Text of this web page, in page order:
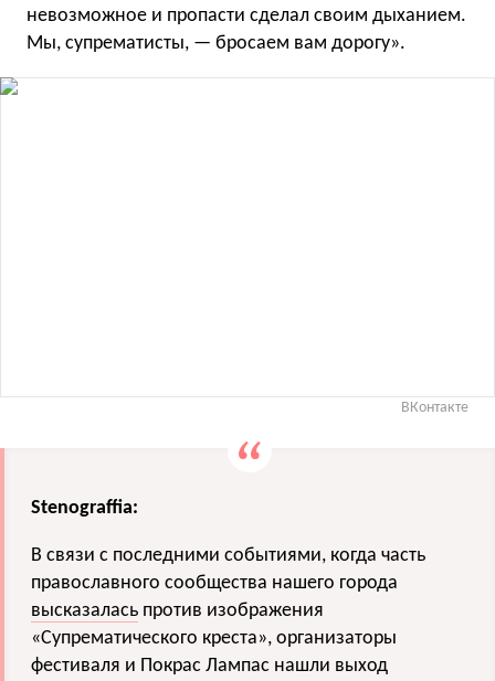
невозможное и пропасти сделал своим дыханием.
Мы, супрематисты, — бросаем вам дорогу».
ВКонтакте
Stenograffia:
В связи с последними событиями, когда часть
православного сообщества нашего города
высказалась против изображения
«Супрематического креста», организаторы
фестиваля и Покрас Лампас нашли выход